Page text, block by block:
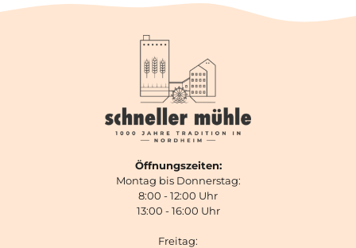
Öffnungszeiten:
Montag bis Donnerstag:
8:00 - 12:00 Uhr
13:00 - 16:00 Uhr
Freitag: